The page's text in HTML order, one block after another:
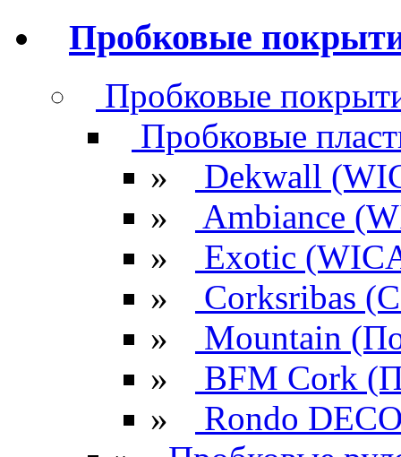
Пробковые
Пробковые
Пробковые
»
Dekwall
»
Ambiance
»
Exotic
»
Corksribas
»
Mountain
»
BFM Cork
»
Rondo